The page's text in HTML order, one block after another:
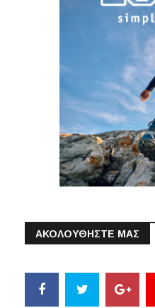
ΑΚΟΛΟΥΘΗΣΤΕ ΜΑΣ